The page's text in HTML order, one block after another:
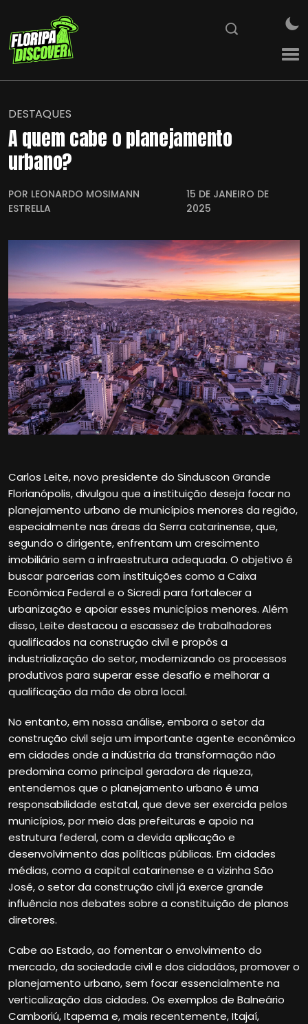
DESTAQUES
A quem cabe o planejamento
urbano?
POR LEONARDO MOSIMANN
ESTRELLA
15 DE JANEIRO DE
2025
Carlos Leite, novo presidente do Sinduscon Grande
Florianópolis, divulgou que a instituição deseja focar no
planejamento urbano de municípios menores da região,
especialmente nas áreas da Serra catarinense, que,
segundo o dirigente, enfrentam um crescimento
imobiliário sem a infraestrutura adequada. O objetivo é
buscar parcerias com instituições como a Caixa
Econômica Federal e o Sicredi para fortalecer a
urbanização e apoiar esses municípios menores. Além
disso, Leite destacou a escassez de trabalhadores
qualificados na construção civil e propôs a
industrialização do setor, modernizando os processos
produtivos para superar esse desafio e melhorar a
qualificação da mão de obra local.
No entanto, em nossa análise, embora o setor da
construção civil seja um importante agente econômico
em cidades onde a indústria da transformação não
predomina como principal geradora de riqueza,
entendemos que o planejamento urbano é uma
responsabilidade estatal, que deve ser exercida pelos
municípios, por meio das prefeituras e apoio na
estrutura federal, com a devida aplicação e
desenvolvimento das políticas públicas. Em cidades
médias, como a capital catarinense e a vizinha São
José, o setor da construção civil já exerce grande
influência nos debates sobre a constituição de planos
diretores.
Cabe ao Estado, ao fomentar o envolvimento do
mercado, da sociedade civil e dos cidadãos, promover o
planejamento urbano, sem focar essencialmente na
verticalização das cidades. Os exemplos de Balneário
Camboriú, Itapema e, mais recentemente, Itajaí,